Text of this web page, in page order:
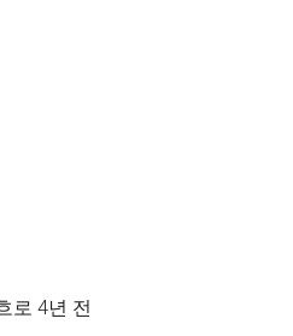
로 4년 전